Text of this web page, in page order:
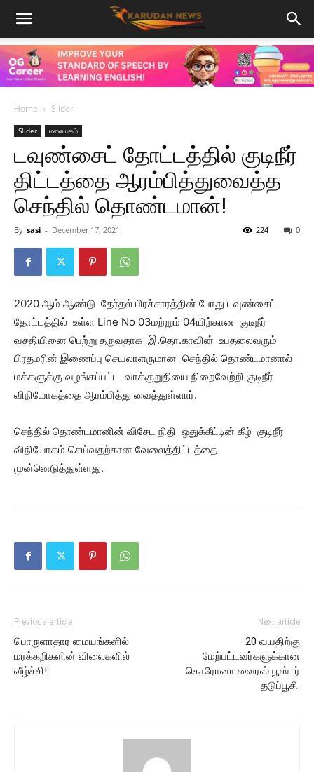
Home Slider
Slider மலையகம்
டவுண்சைட் தோட்டத்தில் குடிநீர்
திட்டத்தை ஆரம்பித்துவைத்த
செந்தில் தொண்டமான்!
By sasi - December 17, 2021 0
224
2020 ஆம் ஆண்டு தேர்தல் பிரச்சாரத்தின் போது டவுண்சைட்
தோட்டத்தில் உள்ள Line No 03மற்றும் 04யிற்கான குடிநீர்
வசதியினை பெற்று தருவதாக இ.தொ.காவின் உபதலைவரும்
பிரதமரின் இணைப்பு செயலாளருமான செந்தில் தொண்டமானால்
மக்களுக்கு வழங்கப்பட்ட வாக்குறுதியை நிறைவேற்றி குடிநீர்
விநியோகத்தை ஆரம்பித்து வைத்துள்ளார்.
செந்தில் தொண்டமானின் விசேட நிதி ஒதுக்கீட்டின் கீழ் குடிநீர்
விநியோகம் செய்வதற்கான வேலைத்திட்டத்தை
முன்னெடுத்துள்ளது.
Previous article
பொருளாதார மையங்களில்
மரக்கறிகளின் விலைகளில்
வீழ்ச்சி!
Next article
20 வயதிற்கு
மேற்பட்டவர்களுக்கான
கொரோனா வைரஸ் பூஸ்டர்
தடுப்பூசி.